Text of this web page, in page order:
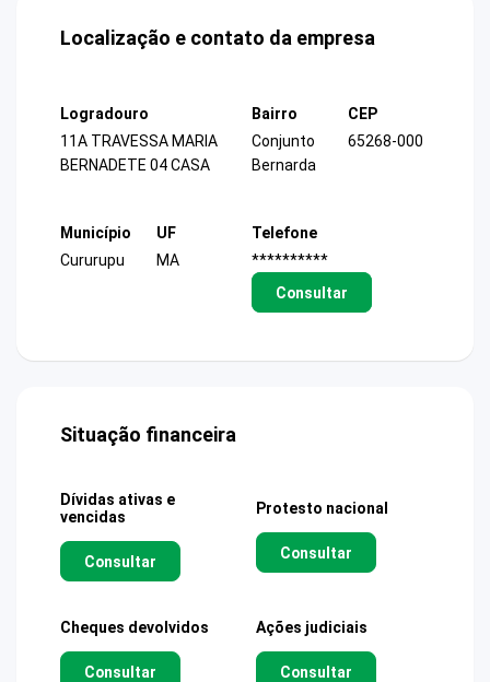
Localização e contato da empresa
Logradouro
11A TRAVESSA MARIA
BERNADETE 04 CASA
Bairro
Conjunto
Bernarda
CEP
65268-000
Município
Cururupu
UF
MA
Telefone
**********
Consultar
Situação financeira
Dívidas ativas e
vencidas
Consultar
Protesto nacional
Consultar
Cheques devolvidos
Consultar
Ações judiciais
Consultar